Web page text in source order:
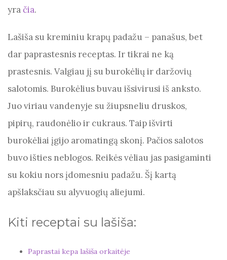
yračia.
Lašiša su kreminiu krapų padažu – panašus, bet
dar paprastesnis receptas. Ir tikrai ne ką
prastesnis. Valgiau jį su burokėlių ir daržovių
salotomis. Burokėlius buvau išsivirusi iš anksto.
Juo viriau vandenyje su žiupsneliu druskos,
pipirų, raudonėlio ir cukraus. Taip išvirti
burokėliai įgijo aromatingą skonį. Pačios salotos
buvo išties neblogos. Reikės vėliau jas pasigaminti
su kokiu nors įdomesniu padažu. Šį kartą
apšlaksčiau su alyvuogių aliejumi.
Kiti receptai su lašiša:
Paprastai kepa lašiša orkaitėje